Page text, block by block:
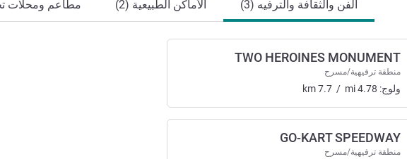
الفن والثقافة والترفيه (3) الأماكن الطبيعية (2) مطاعم ومحلات
TWO HEROINES MONUMENT
منطقة ترفيهية/مسرح
ولوج: km7.7 / mi4.78
GO-KART SPEEDWAY
منطقة ترفيهية/مسرح